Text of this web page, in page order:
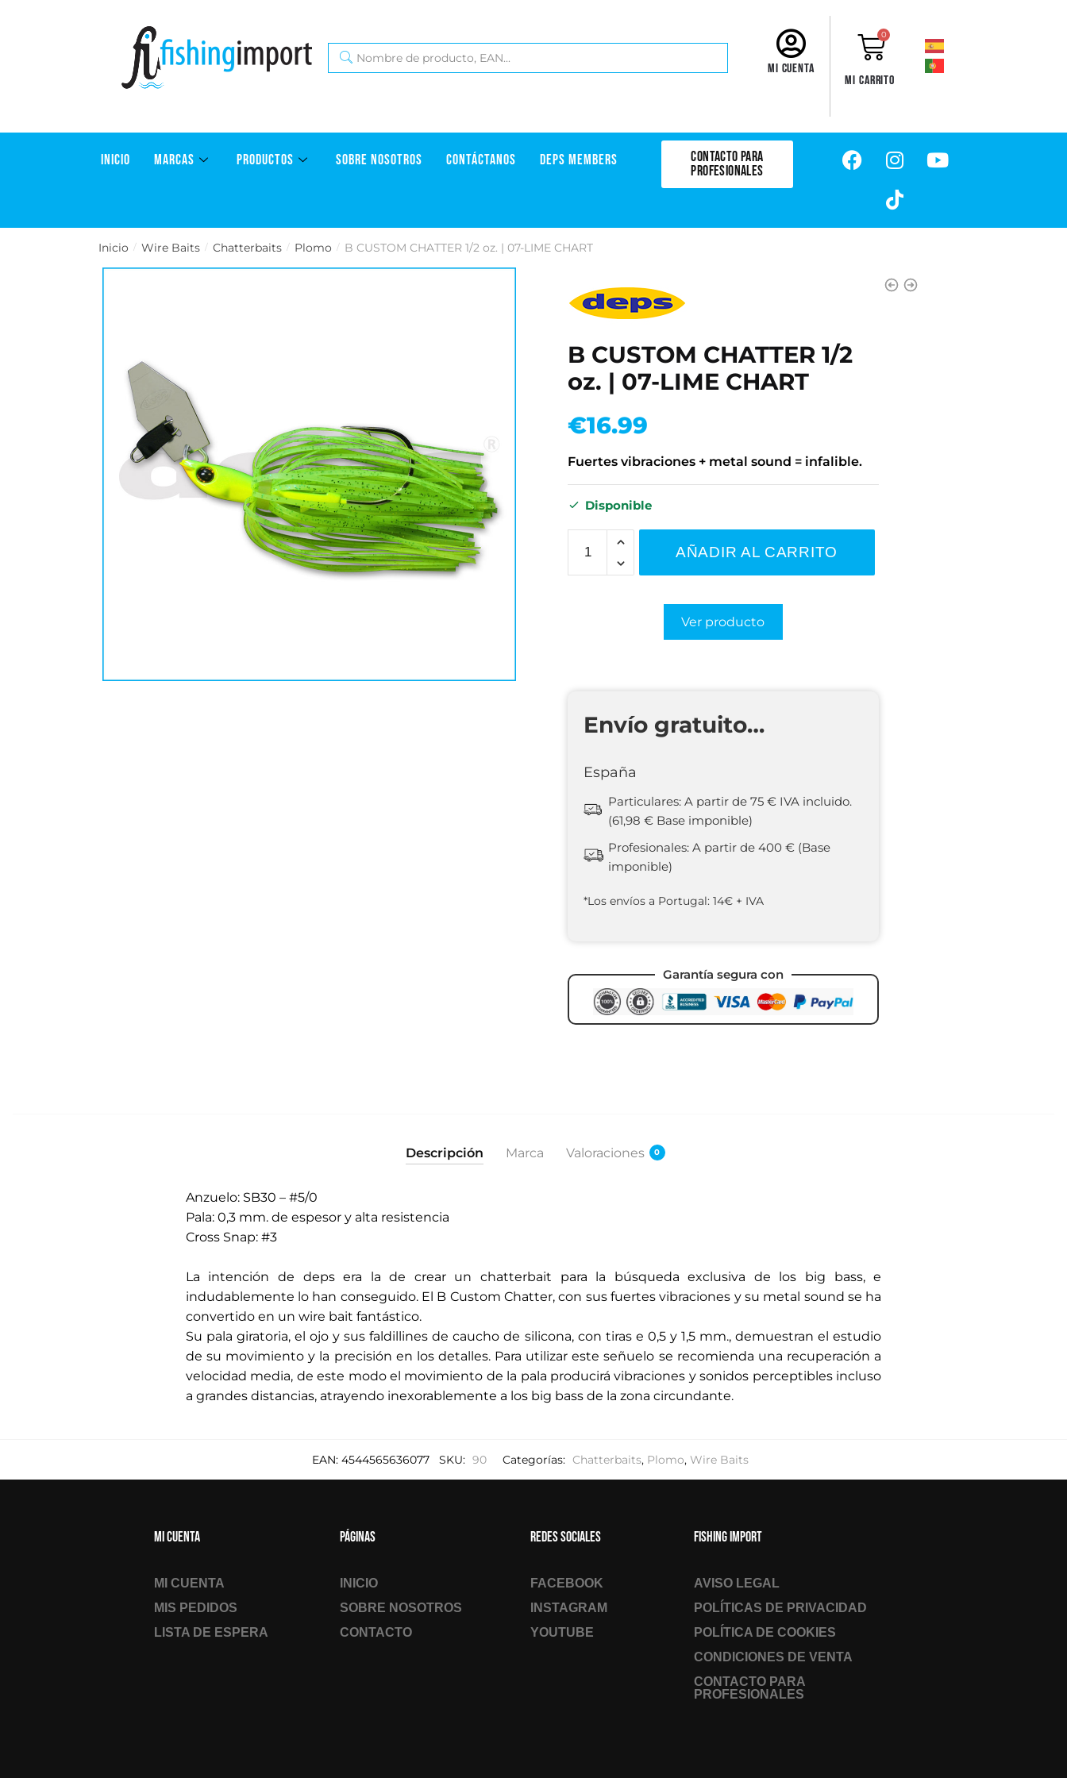
Mi cuenta
0
Mi carrito
INICIO MARCAS PRODUCTOS SOBRE NOSOTROS CONTÁCTANOS DEPS MEMBERS
CONTACTO PARA
PROFESIONALES
Inicio / Wire Baits / Chatterbaits / Plomo / B CUSTOM CHATTER 1/2 oz. | 07-LIME CHART
B CUSTOM CHATTER 1/2
oz. | 07-LIME CHART
€16.99
Fuertes vibraciones + metal sound = infalible.
Disponible
AÑADIR AL CARRITO
Ver producto
Envío gratuito…
España
Particulares: A partir de 75 € IVA incluido.
(61,98 € Base imponible)
Profesionales: A partir de 400 € (Base
imponible)
*Los envíos a Portugal: 14€ + IVA
Garantía segura con
Descripción Marca Valoraciones 0
Anzuelo: SB30 – #5/0
Pala: 0,3 mm. de espesor y alta resistencia
Cross Snap: #3
La intención de deps era la de crear un chatterbait para la búsqueda exclusiva de los big bass, e
indudablemente lo han conseguido. El B Custom Chatter, con sus fuertes vibraciones y su metal sound se ha
convertido en un wire bait fantástico.
Su pala giratoria, el ojo y sus faldillines de caucho de silicona, con tiras e 0,5 y 1,5 mm., demuestran el estudio
de su movimiento y la precisión en los detalles. Para utilizar este señuelo se recomienda una recuperación a
velocidad media, de este modo el movimiento de la pala producirá vibraciones y sonidos perceptibles incluso
a grandes distancias, atrayendo inexorablemente a los big bass de la zona circundante.
EAN: 4544565636077 SKU: 90 Categorías: Chatterbaits, Plomo, Wire Baits
Mi cuenta
MI CUENTA
MIS PEDIDOS
LISTA DE ESPERA
Páginas
INICIO
SOBRE NOSOTROS
CONTACTO
Redes sociales
FACEBOOK
INSTAGRAM
YOUTUBE
Fishing Import
AVISO LEGAL
POLÍTICAS DE PRIVACIDAD
POLÍTICA DE COOKIES
CONDICIONES DE VENTA
CONTACTO PARA
PROFESIONALES